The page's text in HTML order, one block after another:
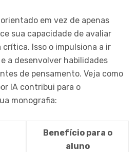
em vez de apenas
sua capacidade de avaliar
Isso o impulsiona a ir
a desenvolver habilidades
de pensamento. Veja como
IA contribui para o
monografia:
Benefício para o
aluno